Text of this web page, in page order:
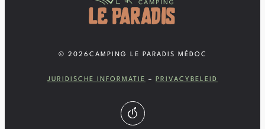
© 2026 CAMPING LE PARADIS MÉDOC
JURIDISCHE INFORMATIE – PRIVACYBELEID